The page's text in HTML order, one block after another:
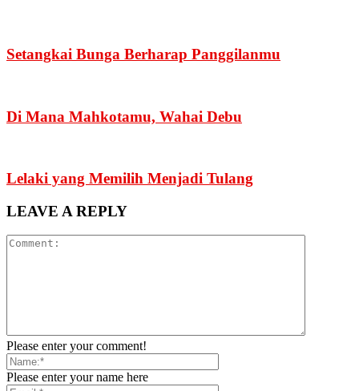
Setangkai Bunga Berharap Panggilanmu
Di Mana Mahkotamu, Wahai Debu
Lelaki yang Memilih Menjadi Tulang
LEAVE A REPLY
Please enter your comment!
Please enter your name here